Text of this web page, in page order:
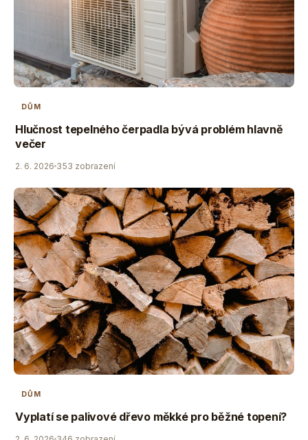
DŮM
Hlučnost tepelného čerpadla bývá problém hlavně
večer
2. 6. 2026 353 zobrazení
DŮM
Vyplatí se palivové dřevo měkké pro běžné topení?